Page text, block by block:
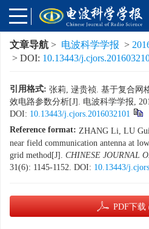
文章导航 > 电波科学学报 >
> DOI: 10.13443/
引用格式: 张莉, 逯贵祯. 基于复合网
效电路参数分析[J]. 电波科学学报,
DOI: 10.13443/j.cjors.2016032101
Reference format: ZHANG Li, LU
near field communication antenna at
grid method[J]. CHINESE JOURNAL
31(6): 1145-1152. DOI: 10.13443/
PDF下载